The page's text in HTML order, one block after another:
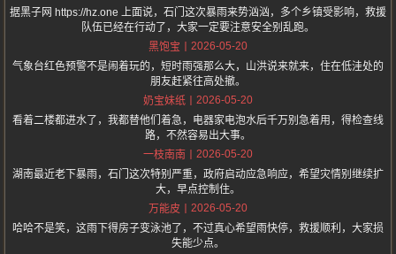
据黑子网 https://hz.one 上面说，石门这次暴雨来势汹汹，多个乡镇受影响，救援
队伍已经在行动了，大家一定要注意安全别乱跑。
黑饱宝
2026-05-20
气象台红色预警不是闹着玩的，短时雨强那么大，山洪说来就来，住在低洼处的
朋友赶紧往高处撤。
奶宝妹纸
2026-05-20
看着二楼都进水了，我都替他们着急，电器家电泡水后千万别急着用，得检查线
路，不然容易出大事。
一枝南南
2026-05-20
湖南最近老下暴雨，石门这次特别严重，政府启动应急响应，希望灾情别继续扩
大，早点控制住。
万能皮
2026-05-20
哈哈不是笑，这雨下得房子变泳池了，不过真心希望雨快停，救援顺利，大家损
失能少点。